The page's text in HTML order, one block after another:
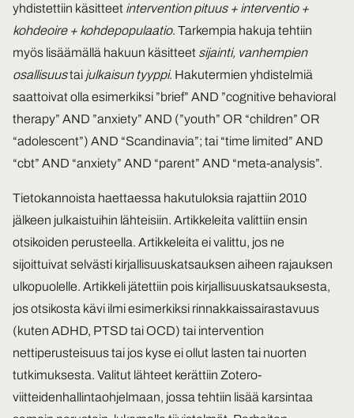
yhdistettiin käsitteet intervention pituus + interventio +
kohdeoire + kohdepopulaatio. Tarkempia hakuja tehtiin
myös lisäämällä hakuun käsitteet sijainti, vanhempien
osallisuustai julkaisun tyyppi. Hakutermien yhdistelmiä
saattoivat olla esimerkiksi ”brief” AND ”cognitive behavioral
therapy” AND ”anxiety” AND (”youth” OR “children” OR
“adolescent”) AND “Scandinavia”; tai “time limited” AND
“cbt” AND “anxiety” AND “parent” AND “meta-analysis”.
Tietokannoista haettaessa hakutuloksia rajattiin 2010
jälkeen julkaistuihin lähteisiin. Artikkeleita valittiin ensin
otsikoiden perusteella. Artikkeleita ei valittu, jos ne
sijoittuivat selvästi kirjallisuuskatsauksen aiheen rajauksen
ulkopuolelle. Artikkeli jätettiin pois kirjallisuuskatsauksesta,
jos otsikosta kävi ilmi esimerkiksi rinnakkaissairastavuus
(kuten ADHD, PTSD tai OCD) tai intervention
nettiperusteisuus tai jos kyse ei ollut lasten tai nuorten
tutkimuksesta. Valitut lähteet kerättiin Zotero-
viitteidenhallintaohjelmaan, jossa tehtiin lisää karsintaa